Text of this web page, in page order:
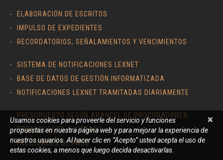
ELABORACIÓN DE ESCRITOS
IMPULSO DE EXPEDIENTES
RECORDATORIOS, SEÑALAMIENTOS Y VENCIMIENTOS
SISTEMA DE NOTIFICACIONES LEXNET
BASE DE DATOS DE GESTIÓN INFORMATIZADA
NOTIFICACIONES LEXNET TRAMITADAS DIARIAMENTE
PRESUPUESTO SEGÚN ARANCEL DE PROCURADORES
PRESUPUESTO AJUSTADO
FACILIDADES DE PAGO
×
Usamos cookies para proveerle del servicio y funciones
propuestas en nuestra página web y para mejorar la experiencia de
nuestros usuarios. Al hacer clic en ”Acepto” usted acepta el uso de
estas cookies, a menos que luego decida desactivarlas.